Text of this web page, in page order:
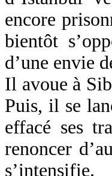
encore
bientôt
d’une envie
Il avoue à
Puis, il se
effacé ses
renoncer
s’intensifie.